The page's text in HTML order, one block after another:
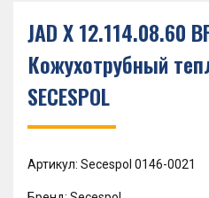
JAD X 12.114.08.60
Кожухотрубный
SECESPOL
Артикул: Secespol 0146-0021